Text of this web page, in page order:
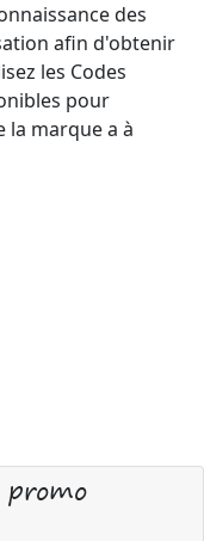
des
afin d'obtenir
les Codes
pour
marque a à
promo